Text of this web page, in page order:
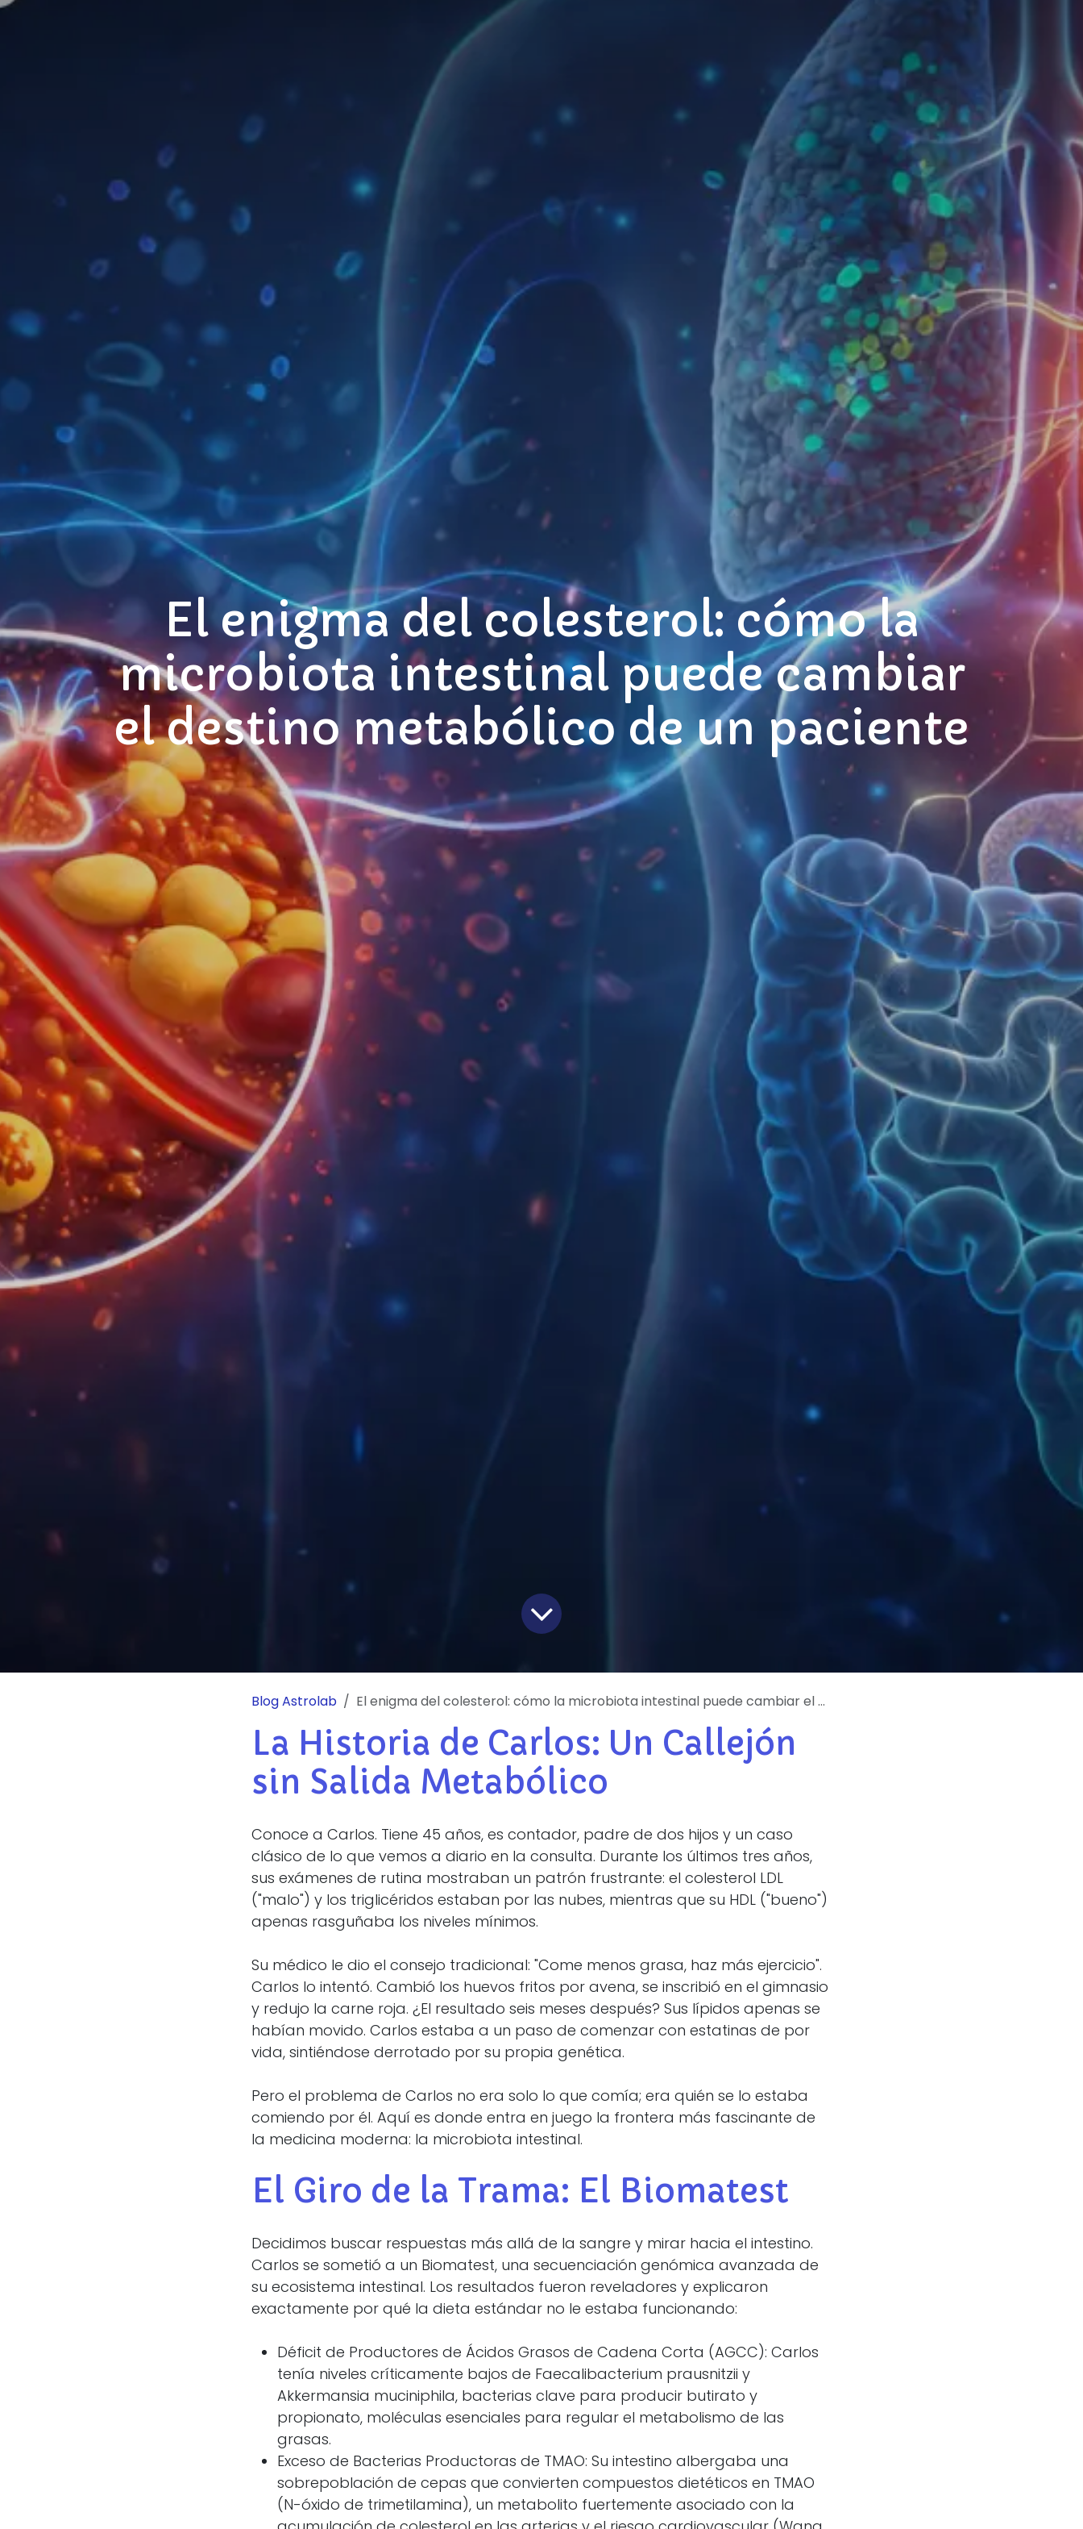
El enigma del colesterol: cómo la
microbiota intestinal puede cambiar
el destino metabólico de un paciente
Blog Astrolab El enigma del colesterol: cómo la microbiota intestinal puede cambiar el destino metabólico de un paciente
La Historia de Carlos: Un Callejón
sin Salida Metabólico
Conoce a Carlos. Tiene 45 años, es contador, padre de dos hijos y un caso
clásico de lo que vemos a diario en la consulta. Durante los últimos tres años,
sus exámenes de rutina mostraban un patrón frustrante: el colesterol LDL
("malo") y los triglicéridos estaban por las nubes, mientras que su HDL ("bueno")
apenas rasguñaba los niveles mínimos.
Su médico le dio el consejo tradicional: "Come menos grasa, haz más ejercicio".
Carlos lo intentó. Cambió los huevos fritos por avena, se inscribió en el gimnasio
y redujo la carne roja. ¿El resultado seis meses después? Sus lípidos apenas se
habían movido. Carlos estaba a un paso de comenzar con estatinas de por
vida, sintiéndose derrotado por su propia genética.
Pero el problema de Carlos no era solo lo que comía; era quién se lo estaba
comiendo por él. Aquí es donde entra en juego la frontera más fascinante de
la medicina moderna: la microbiota intestinal.
El Giro de la Trama: El Biomatest
Decidimos buscar respuestas más allá de la sangre y mirar hacia el intestino.
Carlos se sometió a un Biomatest, una secuenciación genómica avanzada de
su ecosistema intestinal. Los resultados fueron reveladores y explicaron
exactamente por qué la dieta estándar no le estaba funcionando:
Déficit de Productores de Ácidos Grasos de Cadena Corta (AGCC): Carlos
tenía niveles críticamente bajos de Faecalibacterium prausnitzii y
Akkermansia muciniphila, bacterias clave para producir butirato y
propionato, moléculas esenciales para regular el metabolismo de las
grasas.
Exceso de Bacterias Productoras de TMAO: Su intestino albergaba una
sobrepoblación de cepas que convierten compuestos dietéticos en TMAO
(N-óxido de trimetilamina), un metabolito fuertemente asociado con la